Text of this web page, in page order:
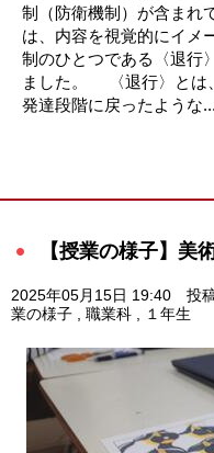
制（防衛機制）が含ま
は、内容を視覚的にイメ
制のひとつである〈退行
ました。 〈退行〉とは
発達段階に戻ったような...
【授業の様子】美
2025年05月15日 19:40 投
業の様子 , 職業科 , １年生